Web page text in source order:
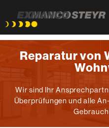
Reparatur von
Wir sind Ihr
Überprüfungen und alle